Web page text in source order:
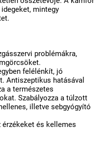
mintegy
problémákra,
felélénkít, jó
Antiszeptikus hatásával
a természetes
Szabályozza a túlzott
illetve sebgyógyító
és kellemes